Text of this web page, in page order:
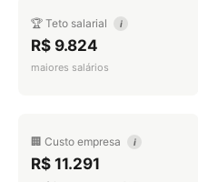
🏆 Teto salarial i
R$ 9.824
maiores salários
🏢 Custo empresa i
R$ 11.291